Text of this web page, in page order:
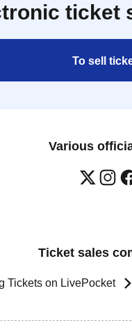
ticket
To sell
Various
Ticket sales
Tickets on LivePocket